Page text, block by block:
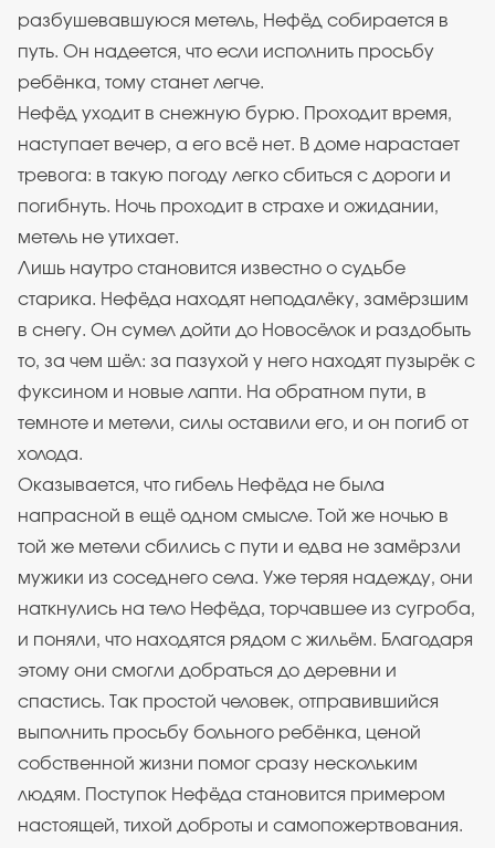
разбушевавшуюся метель, Нефёд собирается в
путь. Он надеется, что если исполнить просьбу
ребёнка, тому станет легче.
Нефёд уходит в снежную бурю. Проходит время,
наступает вечер, а его всё нет. В доме нарастает
тревога: в такую погоду легко сбиться с дороги и
погибнуть. Ночь проходит в страхе и ожидании,
метель не утихает.
Лишь наутро становится известно о судьбе
старика. Нефёда находят неподалёку, замёрзшим
в снегу. Он сумел дойти до Новосёлок и раздобыть
то, за чем шёл: за пазухой у него находят пузырёк с
фуксином и новые лапти. На обратном пути, в
темноте и метели, силы оставили его, и он погиб от
холода.
Оказывается, что гибель Нефёда не была
напрасной в ещё одном смысле. Той же ночью в
той же метели сбились с пути и едва не замёрзли
мужики из соседнего села. Уже теряя надежду, они
наткнулись на тело Нефёда, торчавшее из сугроба,
и поняли, что находятся рядом с жильём. Благодаря
этому они смогли добраться до деревни и
спастись. Так простой человек, отправившийся
выполнить просьбу больного ребёнка, ценой
собственной жизни помог сразу нескольким
людям. Поступок Нефёда становится примером
настоящей, тихой доброты и самопожертвования.